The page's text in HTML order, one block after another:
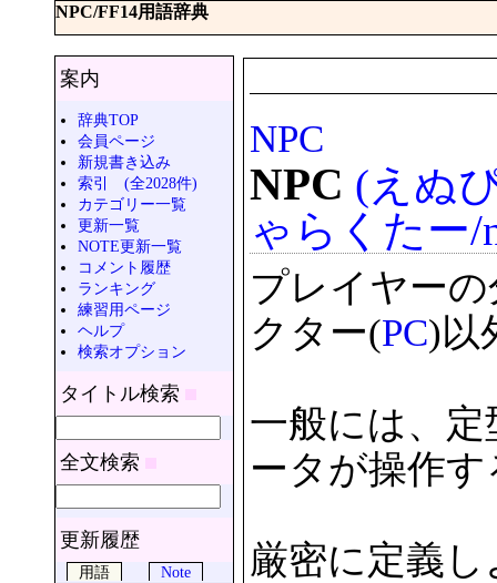
NPC/FF14用語辞典
案内
辞典TOP
会員ページ
新規書き込み
索引 (全2028件)
カテゴリー一覧
更新一覧
NOTE更新一覧
コメント履歴
ランキング
練習用ページ
ヘルプ
検索オプション
タイトル検索
全文検索
更新履歴
用語
Note
NPC
NPC (えぬ
ゃらくたー/
プレイヤー
クター(PC)以
一般には、
ータが操作
厳密に定義